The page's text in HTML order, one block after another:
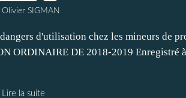
Olivier SIGMAN
d'utilisation chez les mineurs de
ORDINAIRE DE 2018-2019 Enregistré
Lire la suite